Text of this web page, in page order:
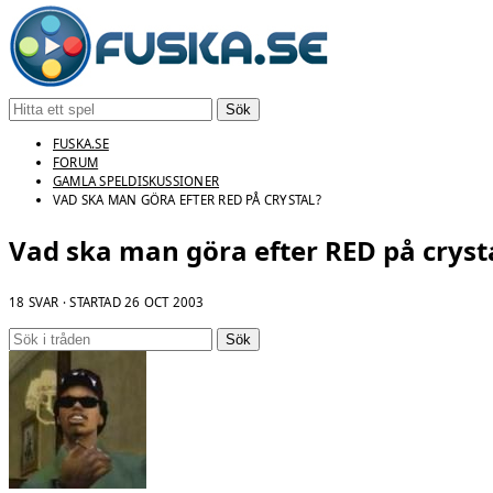
Sök
FUSKA.SE
FORUM
GAMLA SPELDISKUSSIONER
VAD SKA MAN GÖRA EFTER RED PÅ CRYSTAL?
Vad ska man göra efter RED på
18 SVAR · STARTAD26 OCT 2003
Sök